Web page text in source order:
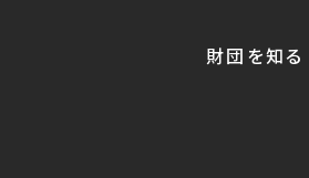
財団を知る